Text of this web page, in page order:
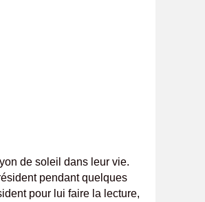
de soleil dans leur vie.
pendant quelques
pour lui faire la lecture,